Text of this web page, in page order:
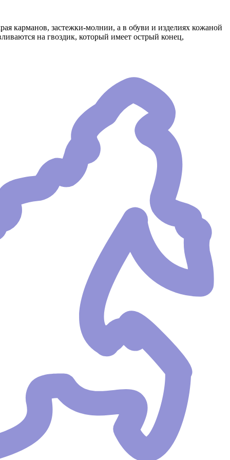
карманов, застежки-молнии, а в обуви и изделиях кожаной
на гвоздик, который имеет острый конец,